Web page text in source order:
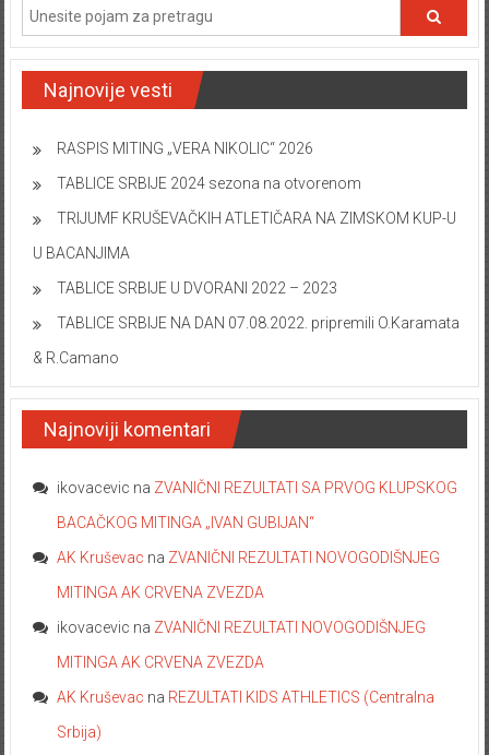
Najnovije vesti
RASPIS MITING „VERA NIKOLIC“ 2026
TABLICE SRBIJE 2024 sezona na otvorenom
TRIJUMF KRUŠEVAČKIH ATLETIČARA NA ZIMSKOM KUP-U
U BACANJIMA
TABLICE SRBIJE U DVORANI 2022 – 2023
TABLICE SRBIJE NA DAN 07.08.2022. pripremili O.Karamata
& R.Camano
Najnoviji komentari
ikovacevic na ZVANIČNI REZULTATI SA PRVOG KLUPSKOG
BACAČKOG MITINGA „IVAN GUBIJAN“
AK Kruševac na ZVANIČNI REZULTATI NOVOGODIŠNJEG
MITINGA AK CRVENA ZVEZDA
ikovacevic na ZVANIČNI REZULTATI NOVOGODIŠNJEG
MITINGA AK CRVENA ZVEZDA
AK Kruševac na REZULTATI KIDS ATHLETICS (Centralna
Srbija)